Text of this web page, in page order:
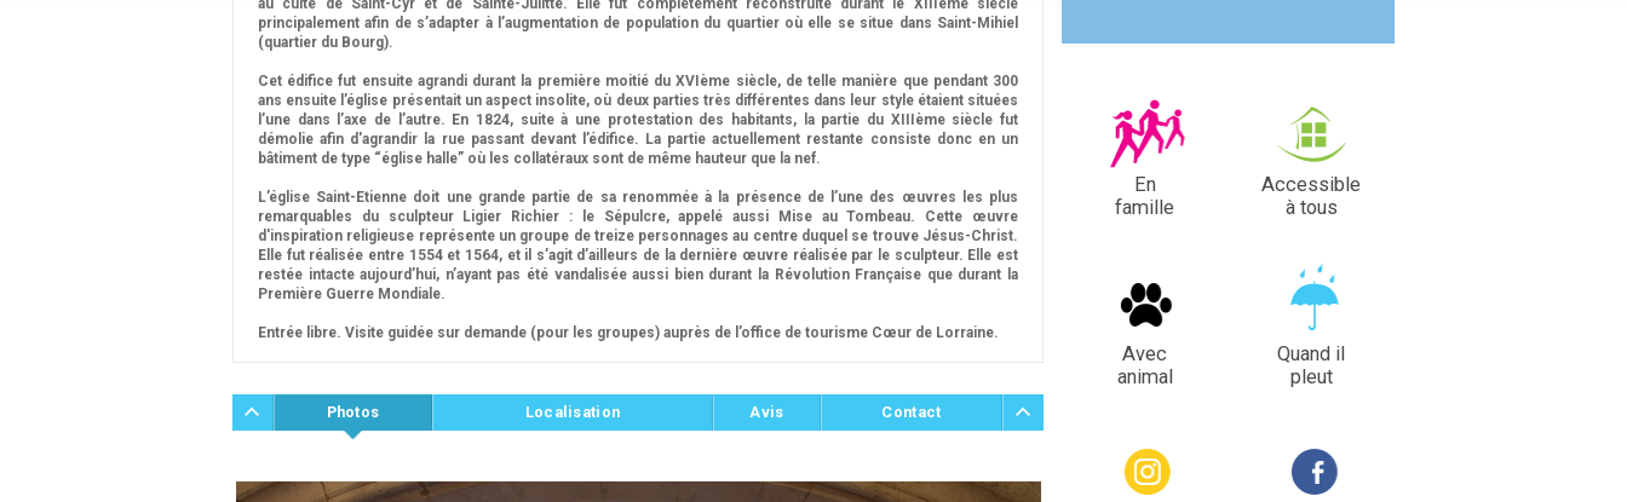
au culte de Saint-Cyr et de Sainte-Julitte. Elle fut complètement reconstruite durant le XIIIème siècle
principalement afin de s’adapter à l’augmentation de population du quartier où elle se situe dans Saint-Mihiel
(quartier du Bourg).
Cet édifice fut ensuite agrandi durant la première moitié du XVIème siècle, de telle manière que pendant 300
ans ensuite l’église présentait un aspect insolite, où deux parties très différentes dans leur style étaient situées
l’une dans l’axe de l’autre. En 1824, suite à une protestation des habitants, la partie du XIIIème siècle fut
démolie afin d'agrandir la rue passant devant l’édifice. La partie actuellement restante consiste donc en un
bâtiment de type “église halle” où les collatéraux sont de même hauteur que la nef.
L’église Saint-Etienne doit une grande partie de sa renommée à la présence de l’une des œuvres les plus
remarquables du sculpteur Ligier Richier : le Sépulcre, appelé aussi Mise au Tombeau. Cette œuvre
d'inspiration religieuse représente un groupe de treize personnages au centre duquel se trouve Jésus-Christ.
Elle fut réalisée entre 1554 et 1564, et il s’agit d’ailleurs de la dernière œuvre réalisée par le sculpteur. Elle est
restée intacte aujourd’hui, n’ayant pas été vandalisée aussi bien durant la Révolution Française que durant la
Première Guerre Mondiale.
Entrée libre. Visite guidée sur demande (pour les groupes) auprès de l’office de tourisme Cœur de Lorraine.
Photos Localisation Avis Contact
En
famille
Accessible
à tous
Avec
animal
Quand il
pleut